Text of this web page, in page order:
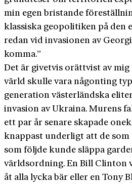
min egen bristande
klassiska geopolitiken på den
redan vid invasionen av
komma.”
Det är givetvis orättvist av
värld skulle vara någonting
generation västerländska
invasion av Ukraina. Murens
ett par år senare skapade
knappast underligt att de
som följde kunde släppa
världsordning. En Bill Clinton
åt alla lycka bär eller en Tony